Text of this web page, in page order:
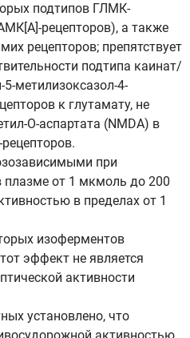
подтипов ГЛМК-
рецепторов), а также
рецепторов; препятствует
подтипа каинат/
метилизоксазол-4-
к глутамату, не
О-аспартата (NMDA) в
при
плазме от 1 мкмоль до 200
в пределах от 1
изоферментов
эффект не является
активности
установлено, что